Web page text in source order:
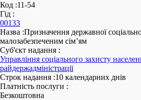
Код :11-54
Гід :
00133
Назва :Призначення державної
малозабезпеченим сім’ям
Суб'єкт надання :
Управління соціального захисту
райдержадміністрації
Строк надання :10 календарних днів
Платність послуги :
Безкоштовна